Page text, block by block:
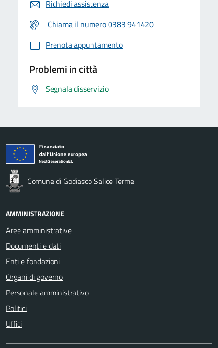
Richiedi assistenza
Chiama il numero 0383 941420
Prenota appuntamento
Problemi in città
Segnala disservizio
Comune di Godiasco Salice Terme
AMMINISTRAZIONE
Aree amministrative
Documenti e dati
Enti e fondazioni
Organi di governo
Personale amministrativo
Politici
Uffici